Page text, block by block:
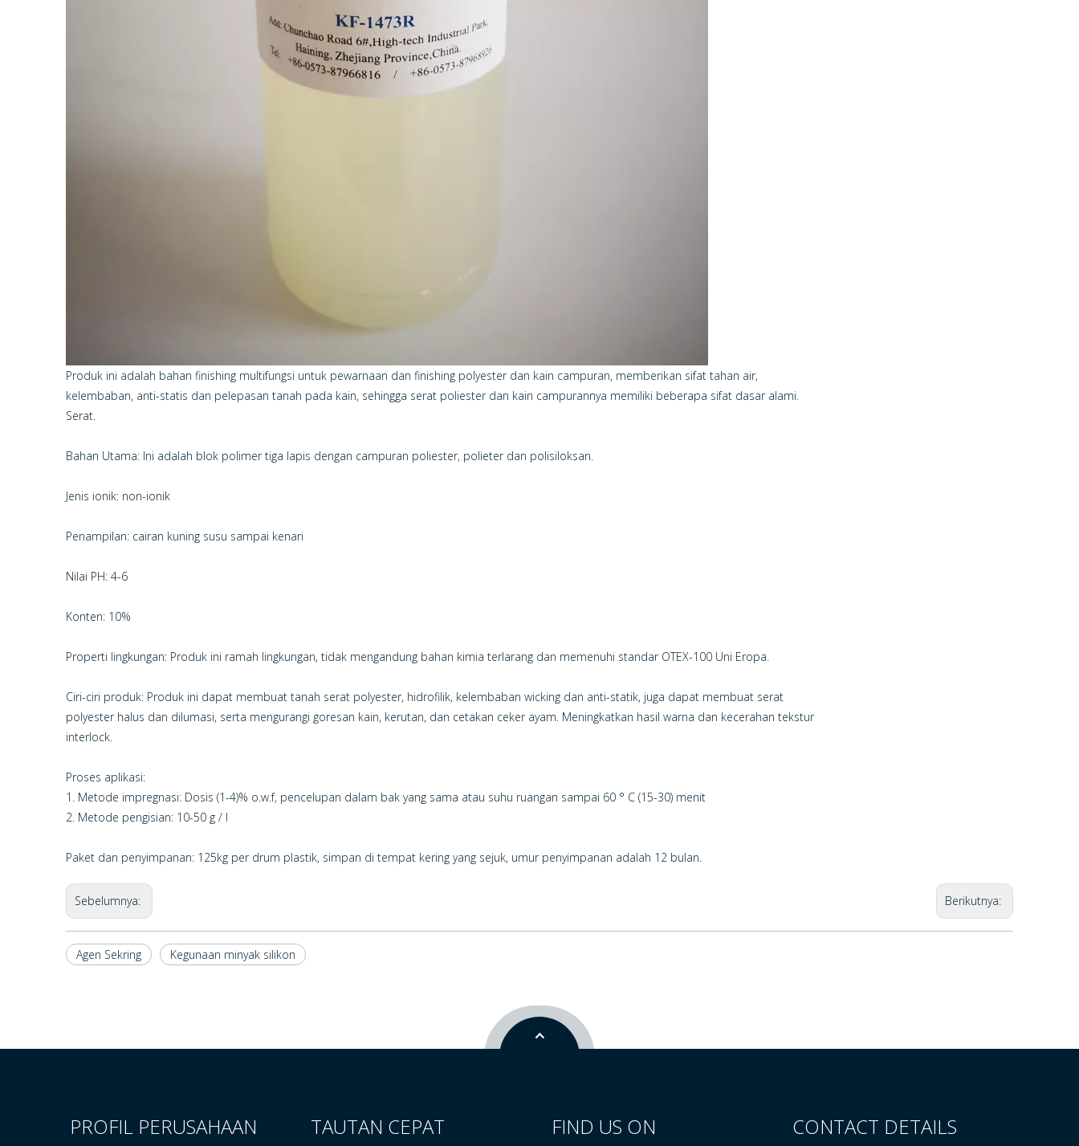
Produk ini adalah bahan finishing multifungsi untuk pewarnaan dan finishing polyester dan kain campuran, memberikan sifat tahan air,
kelembaban, anti-statis dan pelepasan tanah pada kain, sehingga serat poliester dan kain campurannya memiliki beberapa sifat dasar alami.
Serat.
Bahan Utama: Ini adalah blok polimer tiga lapis dengan campuran poliester, polieter dan polisiloksan.
Jenis ionik: non-ionik
Penampilan: cairan kuning susu sampai kenari
Nilai PH: 4-6
Konten: 10%
Properti lingkungan: Produk ini ramah lingkungan, tidak mengandung bahan kimia terlarang dan memenuhi standar OTEX-100 Uni Eropa.
Ciri-ciri produk: Produk ini dapat membuat tanah serat polyester, hidrofilik, kelembaban wicking dan anti-statik, juga dapat membuat serat
polyester halus dan dilumasi, serta mengurangi goresan kain, kerutan, dan cetakan ceker ayam. Meningkatkan hasil warna dan kecerahan tekstur
interlock.
Proses aplikasi:
1. Metode impregnasi: Dosis (1-4)% o.w.f, pencelupan dalam bak yang sama atau suhu ruangan sampai 60 ° C (15-30) menit
2. Metode pengisian: 10-50 g / l
Paket dan penyimpanan: 125kg per drum plastik, simpan di tempat kering yang sejuk, umur penyimpanan adalah 12 bulan.
Sebelumnya: Berikutnya:
Agen Sekring Kegunaan minyak silikon
PROFIL PERUSAHAAN TAUTAN CEPAT FIND US ON CONTACT DETAILS